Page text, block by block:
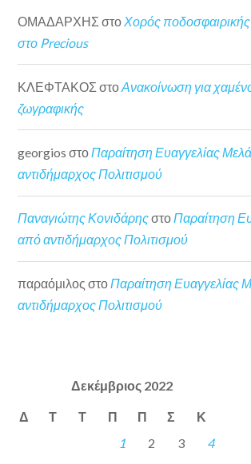
ΟΜΑΔΑΡΧΗΣ στο Χορός
στο Precious
ΚΛΕΦΤΑΚΟΣ στοΑνακοίνωση για
ζωγραφικής
georgios στοΠαραίτηση Ευαγγελίας
αντιδήμαρχος Πολιτισμού
Παναγιώτης ΚονιδάρηςστοΠαραίτηση
από αντιδήμαρχος Πολιτισμού
παραόμιλος στοΠαραίτηση Ευαγγελίας
αντιδήμαρχος Πολιτισμού
Δεκέμβριος 2022
Δ Τ Τ Π Π Σ Κ
1 2 3
4